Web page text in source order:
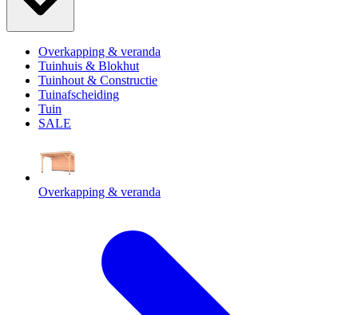
Overkapping & veranda
Tuinhuis & Blokhut
Tuinhout & Constructie
Tuinafscheiding
Tuin
SALE
Overkapping & veranda